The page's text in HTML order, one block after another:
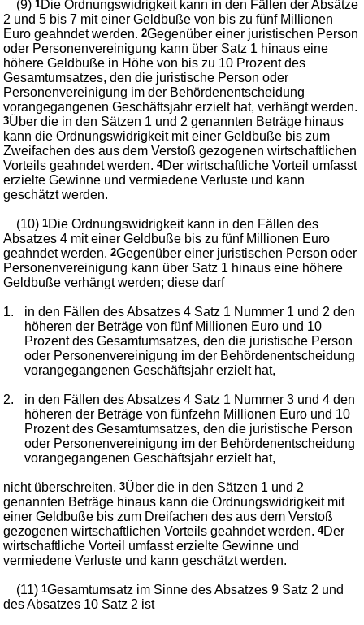
(9)1Die Ordnungswidrigkeit kann in den Fällen der Absätze
2 und 5 bis 7 mit einer Geldbuße von bis zu fünf Millionen
Euro geahndet werden.2Gegenüber einer juristischen Person
oder Personenvereinigung kann über Satz 1 hinaus eine
höhere Geldbuße in Höhe von bis zu 10 Prozent des
Gesamtumsatzes, den die juristische Person oder
Personenvereinigung im der Behördenentscheidung
vorangegangenen Geschäftsjahr erzielt hat, verhängt werden.
3Über die in den Sätzen 1 und 2 genannten Beträge hinaus
kann die Ordnungswidrigkeit mit einer Geldbuße bis zum
Zweifachen des aus dem Verstoß gezogenen wirtschaftlichen
Vorteils geahndet werden.4Der wirtschaftliche Vorteil umfasst
erzielte Gewinne und vermiedene Verluste und kann
geschätzt werden.
(10)1Die Ordnungswidrigkeit kann in den Fällen des
Absatzes 4 mit einer Geldbuße bis zu fünf Millionen Euro
geahndet werden.2Gegenüber einer juristischen Person oder
Personenvereinigung kann über Satz 1 hinaus eine höhere
Geldbuße verhängt werden; diese darf
1.
in den Fällen des Absatzes 4 Satz 1 Nummer 1 und 2 den
höheren der Beträge von fünf Millionen Euro und 10
Prozent des Gesamtumsatzes, den die juristische Person
oder Personenvereinigung im der Behördenentscheidung
vorangegangenen Geschäftsjahr erzielt hat,
2.
in den Fällen des Absatzes 4 Satz 1 Nummer 3 und 4 den
höheren der Beträge von fünfzehn Millionen Euro und 10
Prozent des Gesamtumsatzes, den die juristische Person
oder Personenvereinigung im der Behördenentscheidung
vorangegangenen Geschäftsjahr erzielt hat,
nicht überschreiten.3Über die in den Sätzen 1 und 2
genannten Beträge hinaus kann die Ordnungswidrigkeit mit
einer Geldbuße bis zum Dreifachen des aus dem Verstoß
gezogenen wirtschaftlichen Vorteils geahndet werden.4Der
wirtschaftliche Vorteil umfasst erzielte Gewinne und
vermiedene Verluste und kann geschätzt werden.
(11)1Gesamtumsatz im Sinne des Absatzes 9 Satz 2 und
des Absatzes 10 Satz 2 ist